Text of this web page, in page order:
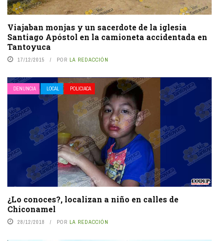
Viajaban monjas y un sacerdote de la iglesia
Santiago Apóstol en la camioneta accidentada en
Tantoyuca
17/12/2015 POR LA REDACCIÓN
DENUNCIA LOCAL POLICIACA
¿Lo conoces?, localizan a niño en calles de
Chiconamel
28/12/2018 POR LA REDACCIÓN